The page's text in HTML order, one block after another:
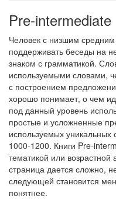
Pre-intermediate
Человек с низшим
поддерживать беседы на
знаком с грамматикой.
используемыми словами,
с построением
хорошо понимает, о чем
под данный уровень
простые и усложненные
используемых уникальных
1000-1200. Книги Pre-
тематикой или
страница дается сложно,
следующей становится
понятнее.